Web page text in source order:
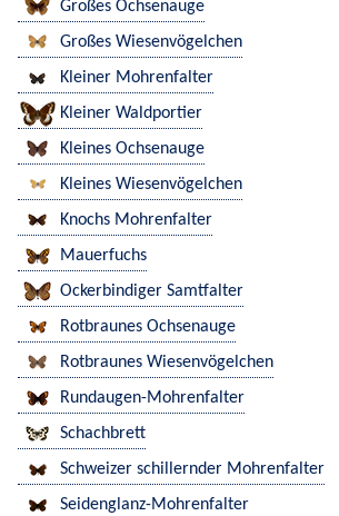
Großes Ochsenauge
Großes Wiesenvögelchen
Kleiner Mohrenfalter
Kleiner Waldportier
Kleines Ochsenauge
Kleines Wiesenvögelchen
Knochs Mohrenfalter
Mauerfuchs
Ockerbindiger Samtfalter
Rotbraunes Ochsenauge
Rotbraunes Wiesenvögelchen
Rundaugen-Mohrenfalter
Schachbrett
Schweizer schillernder Mohrenfalter
Seidenglanz-Mohrenfalter